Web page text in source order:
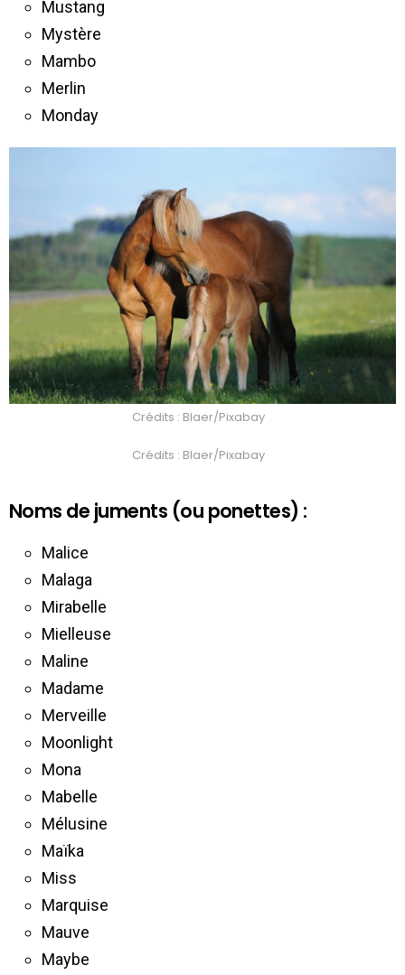
Mustang
Mystère
Mambo
Merlin
Monday
Crédits : Blaer/Pixabay
Crédits : Blaer/Pixabay
Noms de juments (ou ponettes) :
Malice
Malaga
Mirabelle
Mielleuse
Maline
Madame
Merveille
Moonlight
Mona
Mabelle
Mélusine
Maïka
Miss
Marquise
Mauve
Maybe